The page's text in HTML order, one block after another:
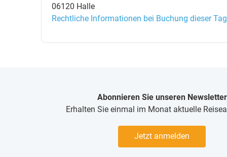
06120 Halle
Rechtliche Informationen bei Buchung dieser
Abonnieren Sie unseren Newsletter
Erhalten Sie einmal im Monat aktuelle
Jetzt anmelden